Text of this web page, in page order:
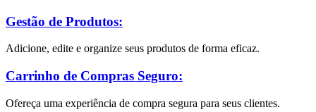
Gestão de Produtos:
Adicione, edite e organize seus produtos de forma eficaz.
Carrinho de Compras Seguro:
Ofereça uma experiência de compra segura para seus clientes.